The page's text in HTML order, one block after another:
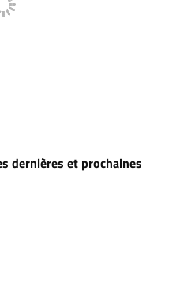
dernières et prochaines